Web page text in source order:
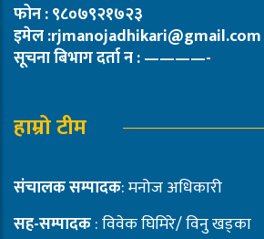
फोन : ९८०७९२१७२३
इमेल :rjmanojadhikari@gmail.com
सूचना बिभाग दर्ता न : ————-
हाम्रो टीम
संचालक सम्पादक: मनोज अधिकारी
सह-सम्पादक: विवेक घिमिरे/ विनु खड्का